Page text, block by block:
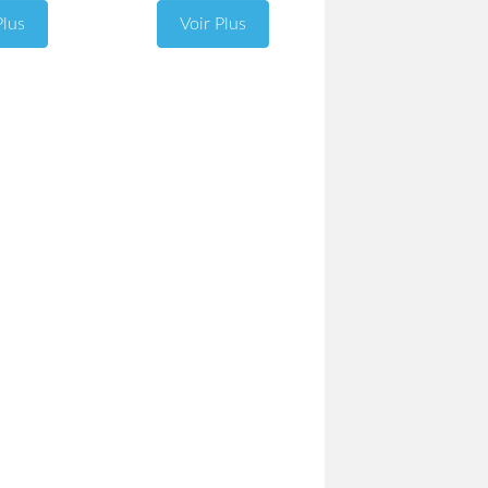
Voir Plus